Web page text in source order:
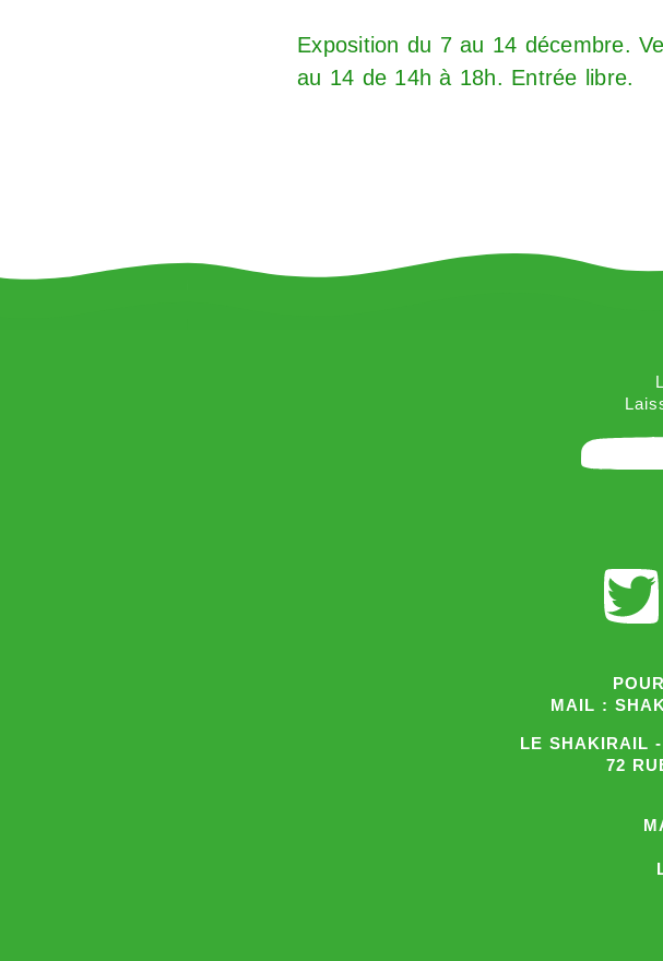
Exposition du 7 au 14 décembre.
au 14 de 14h à 18h. Entrée libre.
MAIL :
LE SHAKIRAIL
72